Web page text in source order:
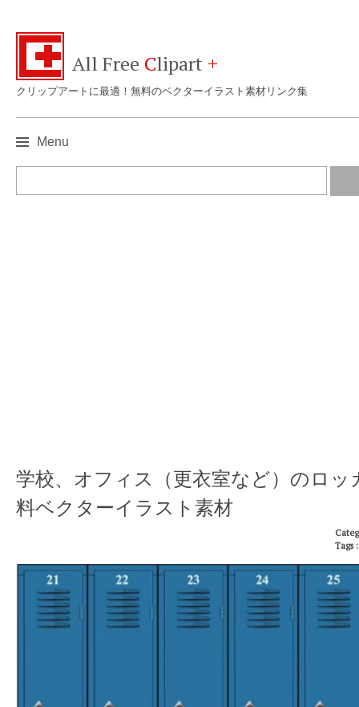
All Free Clipart +
クリップアートに最適！無料のベクターイラスト素材リンク集
Menu
学校、オフィス（更衣室など）のロッ
料ベクターイラスト素材
Tags